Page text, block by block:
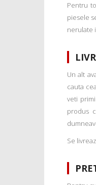
Pentru
piesele
nerulate
Un alt
cauta
veti
produs
Se